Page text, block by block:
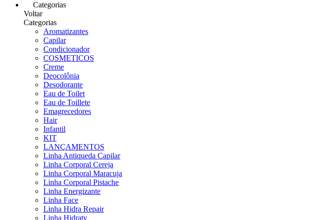
Categorias
Voltar
Categorias
Aromatizantes
Capilar
Condicionador
COSMETICOS
Creme
Deocolônia
Desodorante
Eau de Toilet
Eau de Toillete
Emagrecedores
Hair
Infantil
KIT
LANÇAMENTOS
Linha Antiqueda Capilar
Linha Corporal Cereja
Linha Corporal Maracuja
Linha Corporal Pistache
Linha Energizante
Linha Face
Linha Hidra Repair
Linha Hidraty